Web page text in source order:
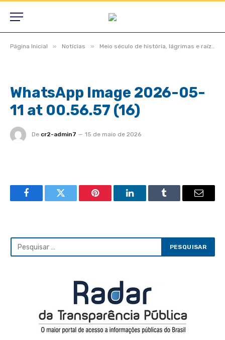
Página Inicial » Notícias » Meio século de história, lágrimas e raízes, São Félix do Araguaia vive noite inesquecível em homenagem aos pioneiros
WhatsApp Image 2026-05-
11 at 00.56.57 (16)
De cr2-admin7 15 de maio de 2026
FacebookTwitter Pinterest LinkedInTumblr Email